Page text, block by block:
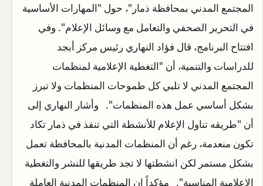
المجتمع المدني بمحافظة ذمار"، حول "المهارات الأساسية
في التحرير الصحفي والتعامل مع وسائل الإعلام". وفي
افتتاح البرنامج، قال فؤاد النهاري رئيس مركز أبجد
للدراسات والتنمية، أن "التغطية الإعلامية لمنظمات
المجتمع المدني لا تلبي كل طموحات المنظمات ولا تبرز
بشكل أساسي عمل هذه المنظمات". وأشار النهاري إلى
أن "طريقه تناول الإعلام للأنشطة التي تنفذ في ذمار تكاد
تكون منعدمة، رغم أن المنظمات المدنية بالمحافظة تعمل
بشكل مستمر لكن انشطتها لا تجد طريقها للنشر والتغطية
الإعلامية المناسبة". مؤكداً ان المنظمات المدنية العاملة